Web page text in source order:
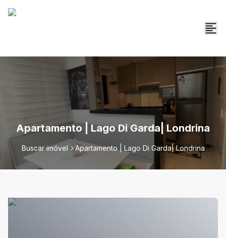
Apartamento | Lago Di Garda| Londrina
Buscar imóvel Apartamento | Lago Di Garda| Londrina